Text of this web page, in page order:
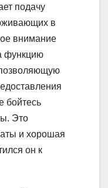
подачу
в
внимание
функцию
бойтесь
Это
и хорошая
он к